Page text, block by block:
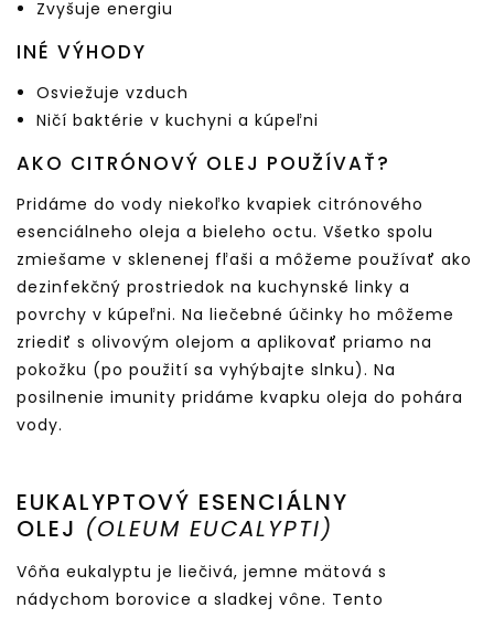
Zvyšuje energiu
INÉ VÝHODY
Osviežuje vzduch
Ničí baktérie v kuchyni a kúpeľni
AKO CITRÓNOVÝ OLEJ POUŽÍVAŤ?
Pridáme do vody niekoľko kvapiek citrónového
esenciálneho oleja a bieleho octu. Všetko spolu
zmiešame v sklenenej fľaši a môžeme používať ako
dezinfekčný prostriedok na kuchynské linky a
povrchy v kúpeľni. Na liečebné účinky ho môžeme
zriediť s olivovým olejom a aplikovať priamo na
pokožku (po použití sa vyhýbajte slnku). Na
posilnenie imunity pridáme kvapku oleja do pohára
vody.
EUKALYPTOVÝ ESENCIÁLNY
OLEJ (OLEUM EUCALYPTI)
Vôňa eukalyptu je liečivá, jemne mätová s
nádychom borovice a sladkej vône. Tento